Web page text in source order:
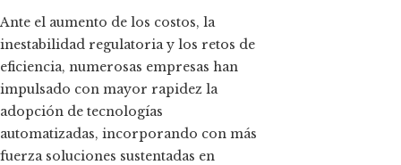
Ante el aumento de los costos, la
inestabilidad regulatoria y los retos de
eficiencia, numerosas empresas han
impulsado con mayor rapidez la
adopción de tecnologías
automatizadas, incorporando con más
fuerza soluciones sustentadas en